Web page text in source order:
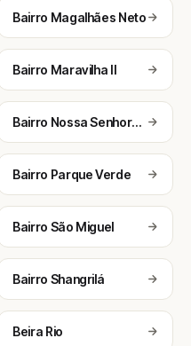
Bairro Magalhães Neto
Bairro Maravilha II
Bairro Nossa Senhora da Soledade (Consolação)
Bairro Parque Verde
Bairro São Miguel
Bairro Shangrilá
Beira Rio